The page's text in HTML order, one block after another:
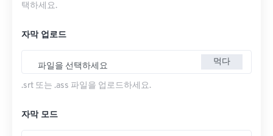
택하세요.
자막 업로드
파일을 선택하세요 먹다
.srt 또는 .ass 파일을 업로드하세요.
자막 모드